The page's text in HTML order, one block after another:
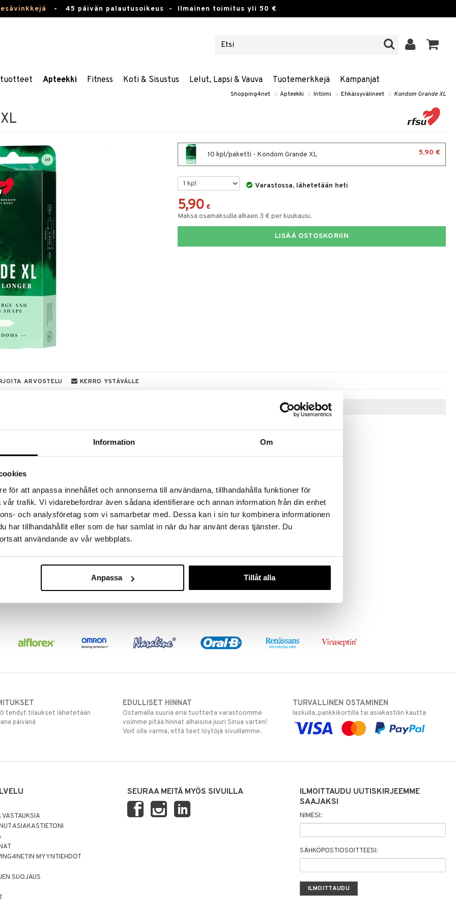
Information Om
för att anpassa innehållet och annonserna till användarna, tillhandahålla funktioner för
trafik. Vi vidarebefordrar även sådana identifierare och annan information från din enhet
och analysföretag som vi samarbetar med. Dessa kan i sin tur kombinera informationen
har tillhandahållit eller som de har samlat in när du har använt deras tjänster. Du
användande av vår webbplats.
Anpassa Tillåt alla
- 45 päivän palautusoikeus - Ilmainen toimitus yli 50 €
Apteekki Fitness Koti & Sisustus Lelut, Lapsi & Vauva Tuotemerkkejä Kampanjat
Shopping4net » Apteekki » Intiimi » Ehkäisyvälineet » Kondom Grande XL
10 kpl/paketti - Kondom Grande XL 5,90 €
Varastossa, lähetetään heti
5,90 €
Maksa osamaksulla alkaen 3 € per kuukausi.
LISÄÄ OSTOSKORIIN
ARVOSTELU KERRO YSTÄVÄLLE
löydöt kotiin!
31.8.2026 asti mutta ole nopea -
jossa on erittäin antelias muoto, joka tarjoaa
sopii niille, jotka kokevat tavallisten kondomien
ja turvallinen kondomi, jossa on suora muoto,
Vinkkejä sinulle
Saatavana useana
vaihtoehtona
RFSU Sensual
tehdyt tilaukset lähetetään
päivänä
EDULLISET HINNAT
Ostamalla suuria eriä tuotteita varastoomme
voimme pitää hinnat alhaisina juuri Sinua varten!
Voit olla varma, että teet löytöjä sivuillamme.
TURVALLINEN OSTAMINEN
laskulla, pankkikortilla tai asiakastilin kautta
ASIAKASTIETONI
MYYNTIEHDOT
SUOJAUS
SEURAA MEITÄ MYÖS SIVUILLA
ILMOITTAUDU UUTISKIRJEEMME
SAAJAKSI
NIMESI:
SÄHKÖPOSTIOSOITTEESI: